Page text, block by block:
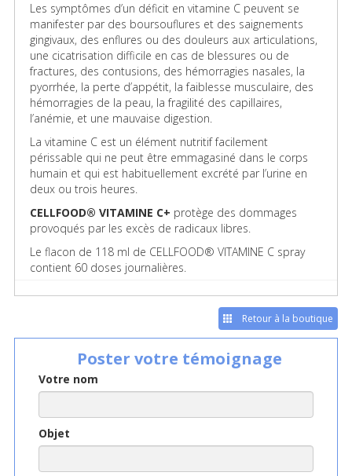
Les symptômes d’un déficit en vitamine C peuvent se
manifester par des boursouflures et des saignements
gingivaux, des enflures ou des douleurs aux articulations,
une cicatrisation difficile en cas de blessures ou de
fractures, des contusions, des hémorragies nasales, la
pyorrhée, la perte d’appétit, la faiblesse musculaire, des
hémorragies de la peau, la fragilité des capillaires,
l’anémie, et une mauvaise digestion.
La vitamine C est un élément nutritif facilement
périssable qui ne peut être emmagasiné dans le corps
humain et qui est habituellement excrété par l’urine en
deux ou trois heures.
CELLFOOD® VITAMINE C+ protège des dommages
provoqués par les excès de radicaux libres.
Le flacon de 118 ml de CELLFOOD® VITAMINE C spray
contient 60 doses journalières.
Retour à la boutique
Poster votre témoignage
Votre nom
Objet